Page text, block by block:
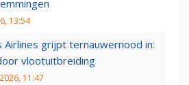
13:54
Airlines grijpt ternauwernood in:
vlootuitbreiding
11:47